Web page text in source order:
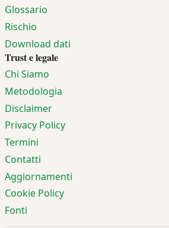
Glossario
Rischio
Download dati
Trust e legale
Chi Siamo
Metodologia
Disclaimer
Privacy Policy
Termini
Contatti
Aggiornamenti
Cookie Policy
Fonti